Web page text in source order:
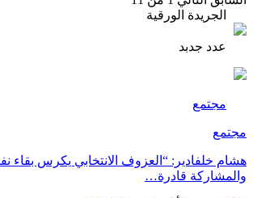
الجريدة الورقية
عدد جدبد
مجتمع
مجتمع
هشام خلفادير: “العزوف الانتخابي يكرس بقاء
والمشاركة قادرة…